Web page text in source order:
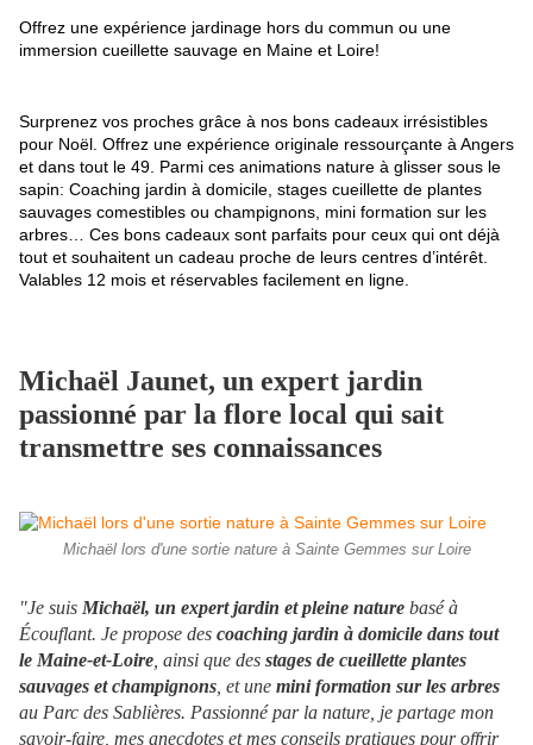
Offrez une expérience jardinage hors du commun ou une
immersion cueillette sauvage en Maine et Loire!
Surprenez vos proches grâce à nos bons cadeaux irrésistibles
pour Noël. Offrez une expérience originale ressourçante à Angers
et dans tout le 49. Parmi ces animations nature à glisser sous le
sapin: Coaching jardin à domicile, stages cueillette de plantes
sauvages comestibles ou champignons, mini formation sur les
arbres… Ces bons cadeaux sont parfaits pour ceux qui ont déjà
tout et souhaitent un cadeau proche de leurs centres d’intérêt.
Valables 12 mois et réservables facilement en ligne.
Michaël Jaunet, un expert jardin
passionné par la flore local qui sait
transmettre ses connaissances
Michaël lors d'une sortie nature à Sainte Gemmes sur Loire
"Je suis Michaël, un expert jardin et pleine nature basé à
Écouflant. Je propose des coaching jardin à domicile dans tout
le Maine-et-Loire , ainsi que des stages de cueillette plantes
sauvages et champignons , et une mini formation sur les arbres
au Parc des Sablières. Passionné par la nature, je partage mon
savoir-faire, mes anecdotes et mes conseils pratiques pour offrir